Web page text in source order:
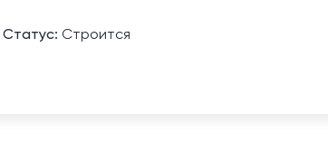
Статус: Строится